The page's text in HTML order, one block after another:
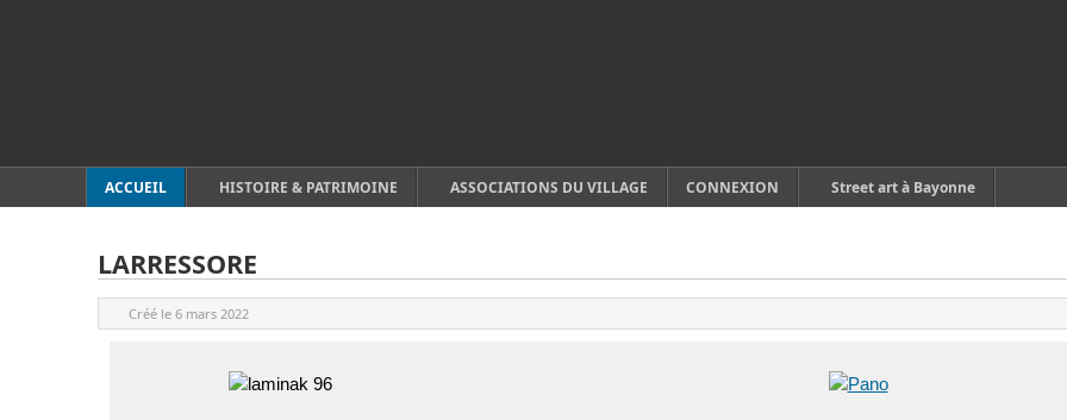
ACCUEIL HISTOIRE & PATRIMOINE ASSOCIATIONS DU VILLAGE CONNEXION Street art à Bayonne
LARRESSORE
Créé le 6 mars 2022